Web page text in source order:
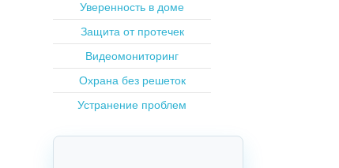
Уверенность в доме
Защита от протечек
Видеомониторинг
Охрана без решеток
Устранение проблем